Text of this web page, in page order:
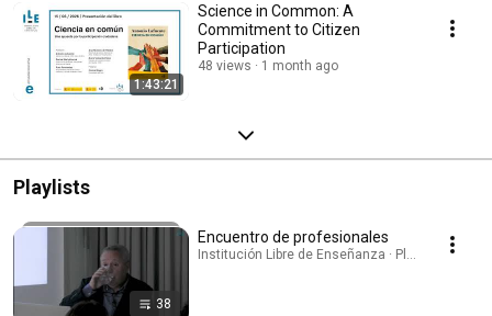
1:43:21
Science in Common: A
Commitment to Citizen
Participation
48 views 1 month ago
Playlists
38
Encuentro de profesionales
Institución Libre de Enseñanza · Playlist